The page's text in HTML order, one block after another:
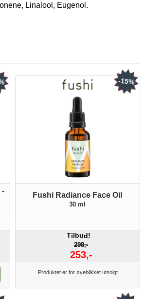
Linalool, Eugenol.
-
Fushi Radiance Face Oil
30 ml
Tilbud!
298,-
253,-
-15%
Produktet er for øyeblikket utsolgt